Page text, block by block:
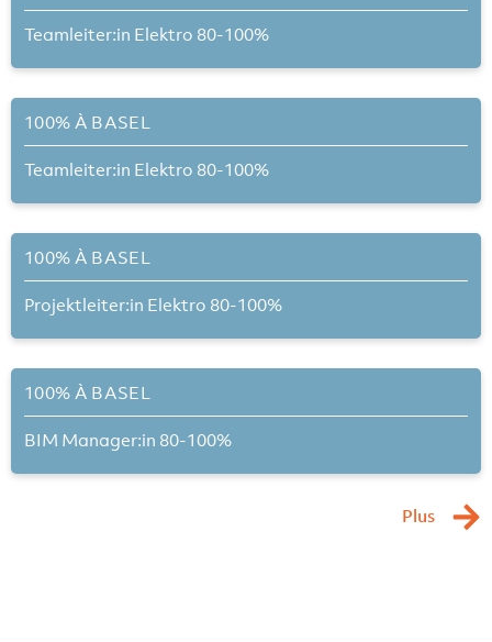
Teamleiter:in Elektro 80-100%
100% À BASEL
Teamleiter:in Elektro 80-100%
100% À BASEL
Projektleiter:in Elektro 80-100%
100% À BASEL
BIM Manager:in 80-100%
Plus